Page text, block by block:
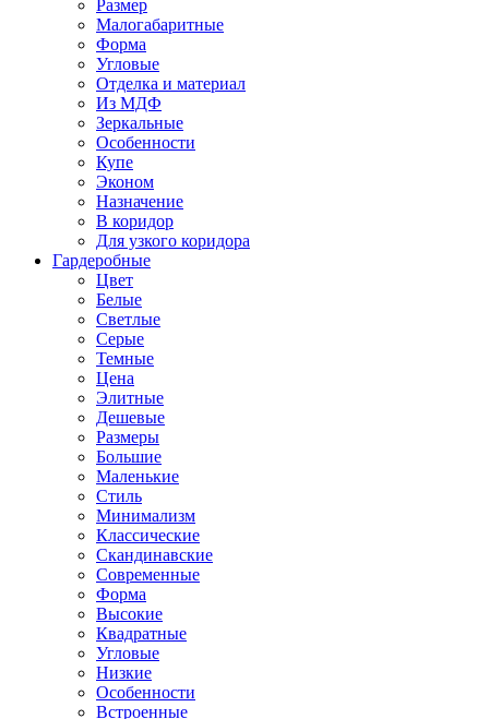
Размер
Малогабаритные
Форма
Угловые
Отделка и материал
Из МДФ
Зеркальные
Особенности
Купе
Эконом
Назначение
В коридор
Для узкого коридора
Гардеробные
Цвет
Белые
Светлые
Серые
Темные
Цена
Элитные
Дешевые
Размеры
Большие
Маленькие
Стиль
Минимализм
Классические
Скандинавские
Современные
Форма
Высокие
Квадратные
Угловые
Низкие
Особенности
Встроенные